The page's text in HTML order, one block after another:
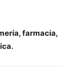
farmacia,
.